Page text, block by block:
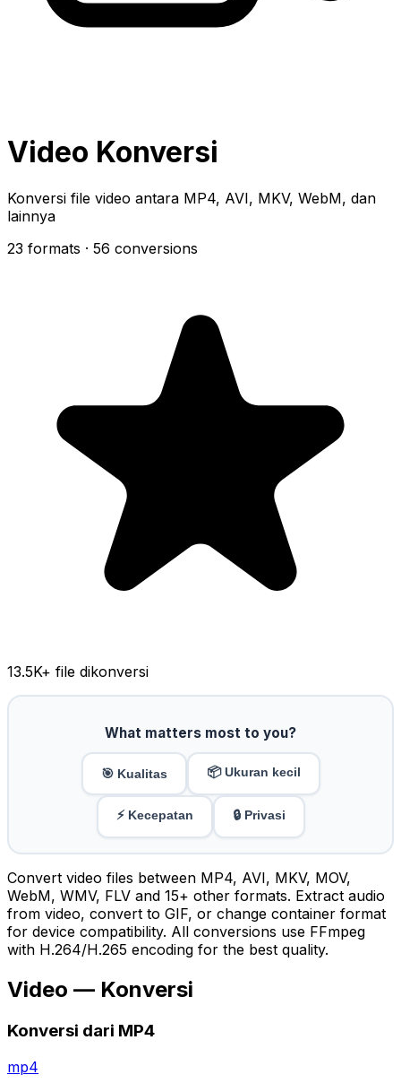
Video Konversi
Konversi file video antara MP4, AVI, MKV, WebM, dan
lainnya
23 formats · 56 conversions
13.5K+ file dikonversi
What matters most to you?
🎯 Kualitas 📦 Ukuran kecil
⚡ Kecepatan 🔒 Privasi
Convert video files between MP4, AVI, MKV, MOV,
WebM, WMV, FLV and 15+ other formats. Extract audio
from video, convert to GIF, or change container format
for device compatibility. All conversions use FFmpeg
with H.264/H.265 encoding for the best quality.
Video — Konversi
Konversi dari MP4
mp4